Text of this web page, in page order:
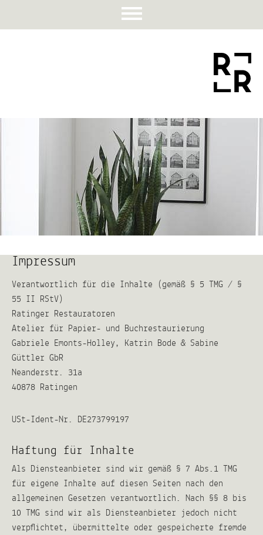
Impressum
Verantwortlich für die Inhalte (gemäß § 5 TMG / §
55 II RStV)
Ratinger Restauratoren
Atelier für Papier- und Buchrestaurierung
Gabriele Emonts-Holley, Katrin Bode & Sabine
Güttler GbR
Neanderstr. 31a
40878 Ratingen
USt-Ident-Nr. DE273799197
Haftung für Inhalte
Als Diensteanbieter sind wir gemäß § 7 Abs.1 TMG
für eigene Inhalte auf diesen Seiten nach den
allgemeinen Gesetzen verantwortlich. Nach §§ 8 bis
10 TMG sind wir als Diensteanbieter jedoch nicht
verpflichtet, übermittelte oder gespeicherte fremde